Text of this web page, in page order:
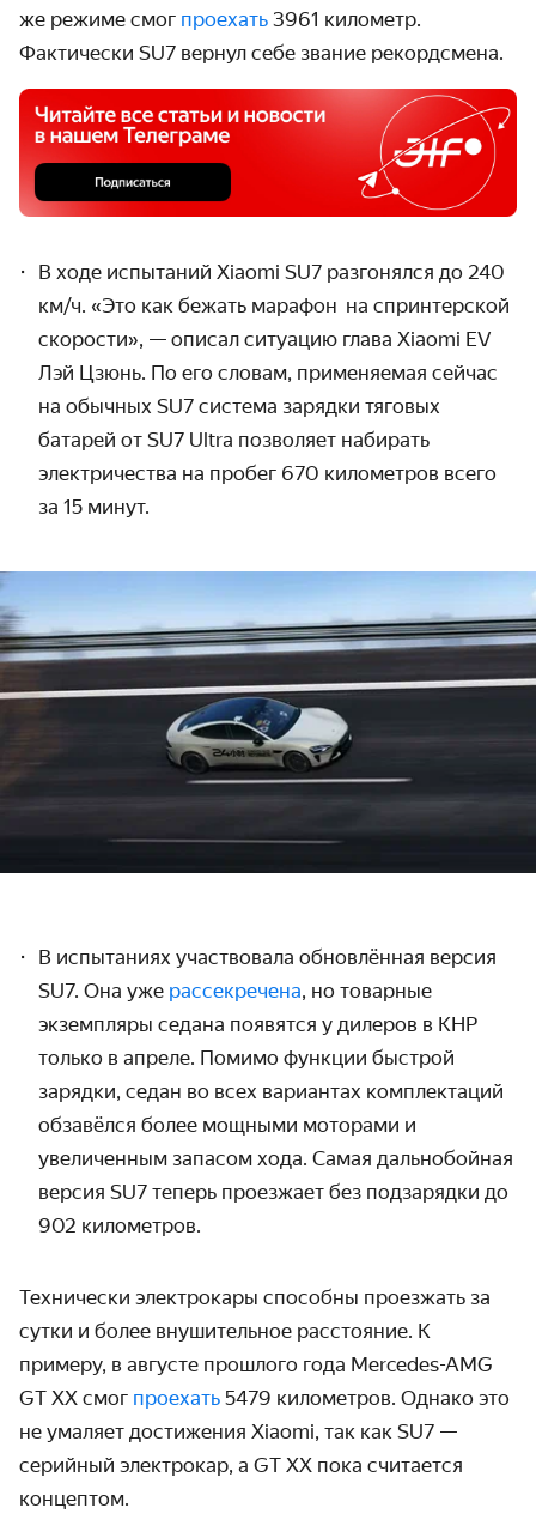
же режиме смог проехать 3961 километр.
Фактически SU7 вернул себе звание рекордсмена.
В ходе испытаний Xiaomi SU7 разгонялся до 240
км/ч. «Это как бежать марафон на спринтерской
скорости», — описал ситуацию глава Xiaomi EV
Лэй Цзюнь. По его словам, применяемая сейчас
на обычных SU7 система зарядки тяговых
батарей от SU7 Ultra позволяет набирать
электричества на пробег 670 километров всего
за 15 минут.
В испытаниях участвовала обновлённая версия
SU7. Она уже рассекречена, но товарные
экземпляры седана появятся у дилеров в КНР
только в апреле. Помимо функции быстрой
зарядки, седан во всех вариантах комплектаций
обзавёлся более мощными моторами и
увеличенным запасом хода. Самая дальнобойная
версия SU7 теперь проезжает без подзарядки до
902 километров.
Технически электрокары способны проезжать за
сутки и более внушительное расстояние. К
примеру, в августе прошлого года Mercedes-AMG
GT XX смог проехать 5479 километров. Однако это
не умаляет достижения Xiaomi, так как SU7 —
серийный электрокар, а GT XX пока считается
концептом.